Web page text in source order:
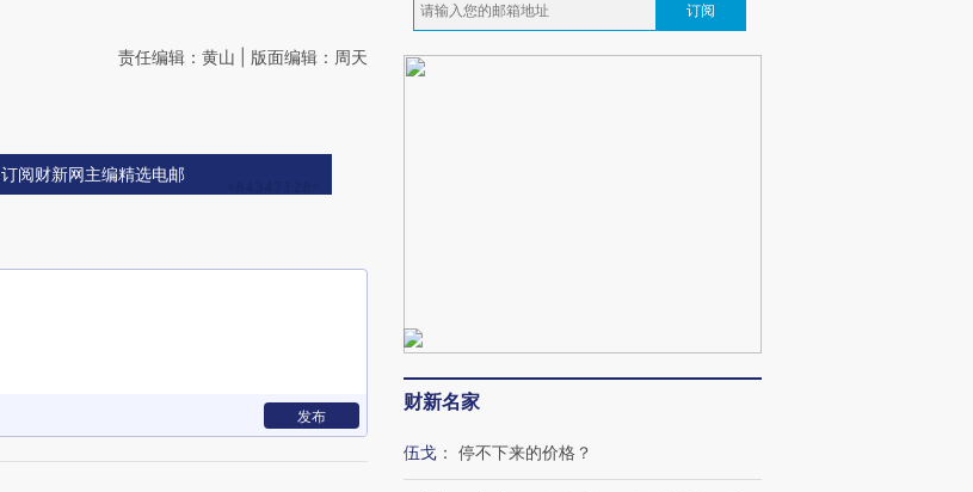
责任编辑：黄山 | 版面编辑：周天
订阅财新网主编精选电邮
发布
订阅
财新名家
伍戈 ： 停不下来的价格？